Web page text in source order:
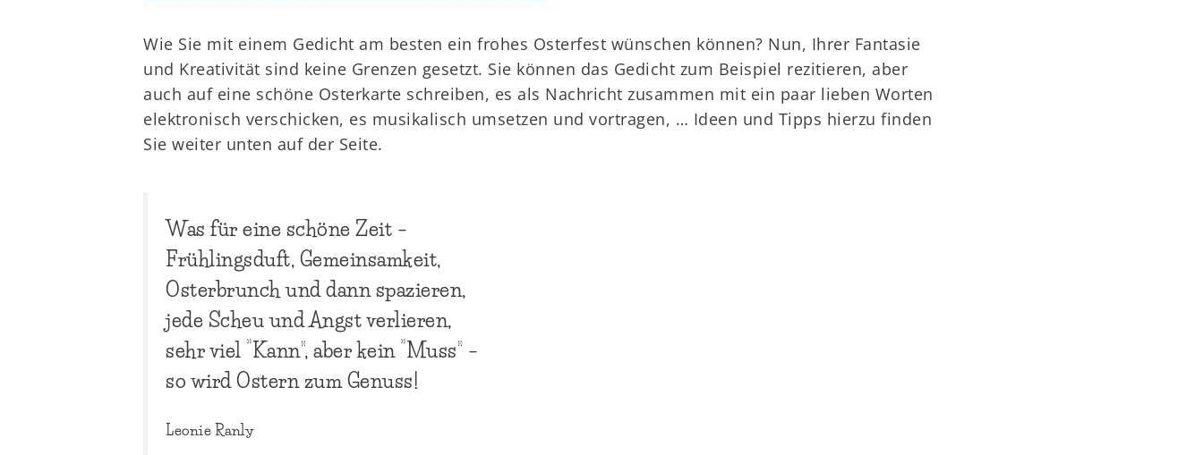
Wie Sie mit einem Gedicht am besten ein frohes Osterfest wünschen können? Nun, Ihrer Fantasie
und Kreativität sind keine Grenzen gesetzt. Sie können das Gedicht zum Beispiel rezitieren, aber
auch auf eine schöne Osterkarte schreiben, es als Nachricht zusammen mit ein paar lieben Worten
elektronisch verschicken, es musikalisch umsetzen und vortragen, … Ideen und Tipps hierzu finden
Sie weiter unten auf der Seite.
Was für eine schöne Zeit –
Frühlingsduft, Gemeinsamkeit,
Osterbrunch und dann spazieren,
jede Scheu und Angst verlieren,
sehr viel “Kann”, aber kein “Muss” –
so wird Ostern zum Genuss!
Leonie Ranly